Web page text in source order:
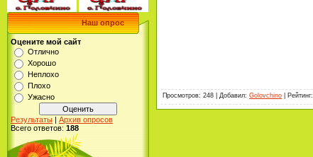
Наш опрос
Оцените мой сайт
Отлично
Хорошо
Неплохо
Плохо
Ужасно
Результаты | Архив опросов
Всего ответов: 188
Просмотров: 248 Добавил: Golovchino Рейтинг: